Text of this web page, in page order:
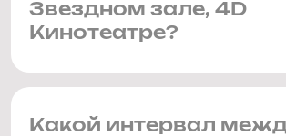
Звездном зале, 4D
Кинотеатре?
Какой интервал